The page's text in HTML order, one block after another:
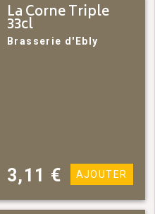
La Corne Triple
33cl
Brasserie d'Ebly
3,11 € AJOUTER